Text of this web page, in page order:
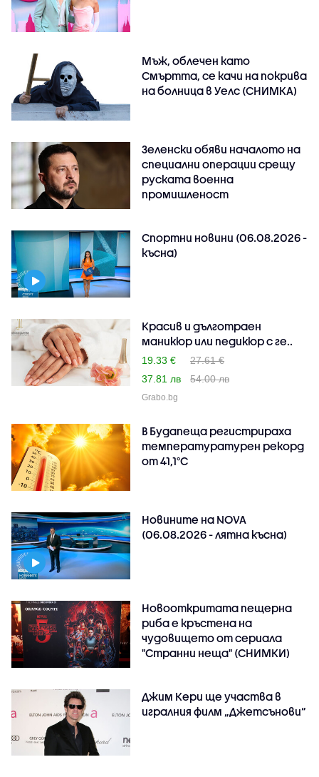
Мъж, облечен като
Смъртта, се качи на покрива
на болница в Уелс (СНИМКА)
Зеленски обяви началото на
специални операции срещу
руската военна
промишленост
Спортни новини (06.08.2026 -
късна)
Красив и дълготраен
маникюр или педикюр с ге..
19.33 €
27.61 €
37.81 лв
54.00 лв
Grabo.bg
В Будапеща регистрираха
температуратурен рекорд
от 41,1°C
Новините на NOVA
(06.08.2026 - лятна късна)
Новооткритата пещерна
риба е кръстена на
чудовището от сериала
"Странни неща" (СНИМКИ)
Джим Кери ще участва в
игралния филм „Джетсънови“